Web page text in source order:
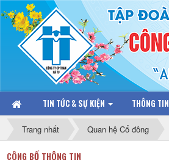
TIN TỨC & SỰ KIỆN THÔNG TIN
Trang nhất Quan hệ Cổ đông
CÔNG BỐ THÔNG TIN